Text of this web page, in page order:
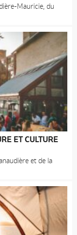
Mauricie, du
ET CULTURE
et de la